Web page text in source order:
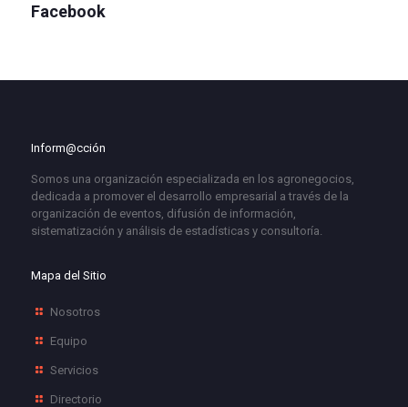
Facebook
Inform@cción
Somos una organización especializada en los agronegocios,
dedicada a promover el desarrollo empresarial a través de la
organización de eventos, difusión de información,
sistematización y análisis de estadísticas y consultoría.
Mapa del Sitio
Nosotros
Equipo
Servicios
Directorio